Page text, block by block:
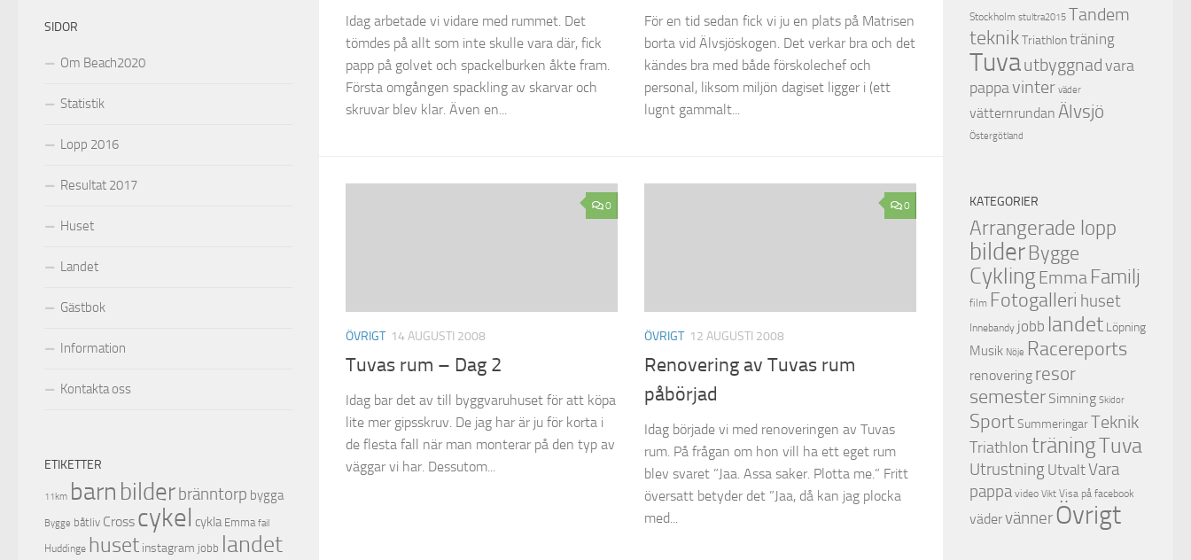
Idag arbetade vi vidare med rummet. Det
tömdes på allt som inte skulle vara där, fick
papp på golvet och spackelburken åkte fram.
Första omgången spackling av skarvar och
skruvar blev klar. Även en...
För en tid sedan fick vi ju en plats på Matrisen
borta vid Älvsjöskogen. Det verkar bra och det
kändes bra med både förskolechef och
personal, liksom miljön dagiset ligger i (ett
lugnt gammalt...
0
ÖVRIGT 14 AUGUSTI 2008
Tuvas rum – Dag 2
Idag bar det av till byggvaruhuset för att köpa
lite mer gipsskruv. De jag har är ju för korta i
de flesta fall när man monterar på den typ av
väggar vi har. Dessutom...
0
ÖVRIGT 12 AUGUSTI 2008
Renovering av Tuvas rum
påbörjad
Idag började vi med renoveringen av Tuvas
rum. På frågan om hon vill ha ett eget rum
blev svaret ”Jaa. Assa saker. Plotta me.” Fritt
översatt betyder det ”Jaa, då kan jag plocka
med...
SIDOR
Om Beach2020
Statistik
Lopp 2016
Resultat 2017
Huset
Landet
Gästbok
Information
Kontakta oss
ETIKETTER
11km barn bilder bränntorp bygga
Bygge båtliv Cross cykel cykla Emma fail
Huddinge huset instagram jobb landet
Stockholm stultra2015 Tandem
teknikTriathlonträning
Tuvautbyggnad vara
pappa vinter väder
vätternrundan Älvsjö
Östergötland
KATEGORIER
Arrangerade lopp
bilderBygge
CyklingEmma Familj
film Fotogalleri huset
Innebandy jobb landet Löpning
Musik Nöje Racereports
renovering resor
semester Simning Skidor
SportSummeringarTeknik
TriathlonträningTuva
Utrustning UtvaltVara
pappa video Vikt Visa på facebook
vädervännerÖvrigt